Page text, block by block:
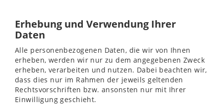
Erhebung und Verwendung Ihrer
Daten
Alle personenbezogenen Daten, die wir von Ihnen
erheben, werden wir nur zu dem angegebenen Zweck
erheben, verarbeiten und nutzen. Dabei beachten wir,
dass dies nur im Rahmen der jeweils geltenden
Rechtsvorschriften bzw. ansonsten nur mit Ihrer
Einwilligung geschieht.